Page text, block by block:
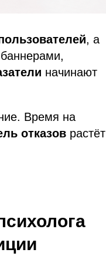
, а
начинают
Время на
отказов растёт